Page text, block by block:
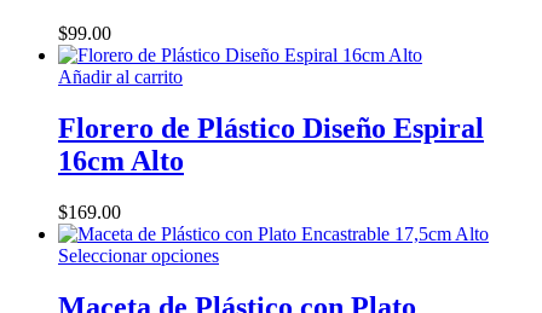
$99.00
Añadir al carrito
Florero de Plástico Diseño Espiral
16cm Alto
$169.00
Seleccionar opcionesEste
tiene
Maceta de Plástico con Plato